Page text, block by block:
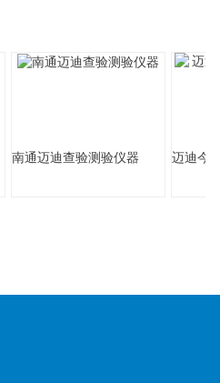
南通迈迪查验测验仪器 迈迪今